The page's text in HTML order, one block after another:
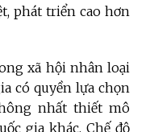
phát triển cao hơn
xã hội nhân loại
có quyền lựa chọn
nhất thiết mô
gia khác. Chế độ